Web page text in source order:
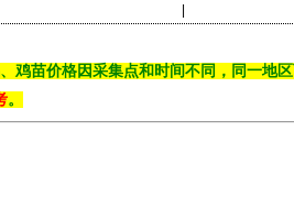
鸡苗价格因采集点和时间不同，同一地
。